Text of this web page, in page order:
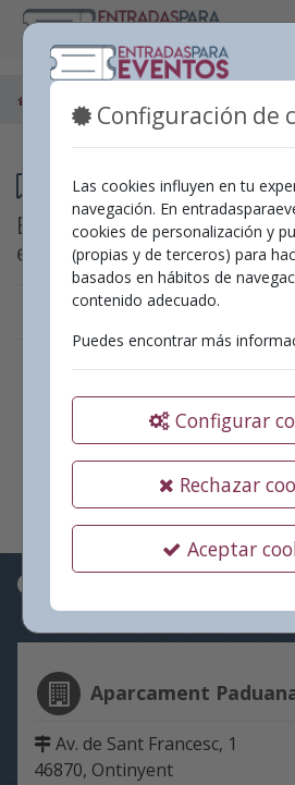
Configuración de
Las cookies influyen en tu
navegación. En
cookies de personalización y
(propias y de terceros) para
basados en hábitos de
contenido adecuado.
Puedes encontrar más
Configurar
Rechazar
Aceptar
Programación
Espectáculos en
en
Ontinyent
En estos
ningún
Puedes ir al'inicio'para ver que
Aparcament
Av. de Sant Francesc, 1
46870, Ontinyent